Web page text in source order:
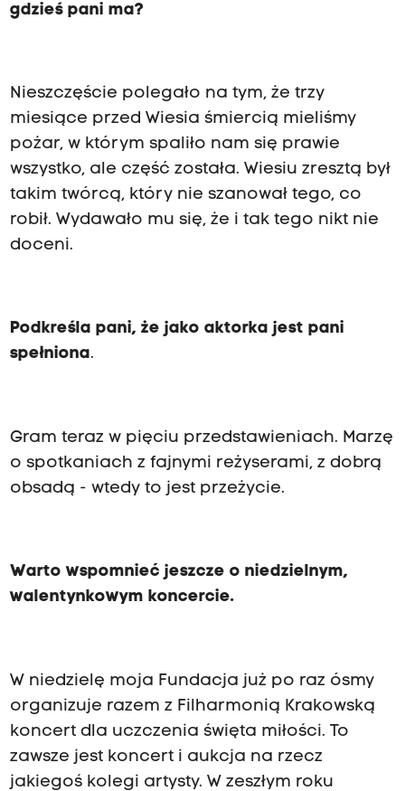
gdzieś pani ma?
Nieszczęście polegało na tym, że trzy
miesiące przed Wiesia śmiercią mieliśmy
pożar, w którym spaliło nam się prawie
wszystko, ale część została. Wiesiu zresztą był
takim twórcą, który nie szanował tego, co
robił. Wydawało mu się, że i tak tego nikt nie
doceni.
Podkreśla pani, że jako aktorka jest pani
spełniona.
Gram teraz w pięciu przedstawieniach. Marzę
o spotkaniach z fajnymi reżyserami, z dobrą
obsadą - wtedy to jest przeżycie.
Warto wspomnieć jeszcze o niedzielnym,
walentynkowym koncercie.
W niedzielę moja Fundacja już po raz ósmy
organizuje razem z Filharmonią Krakowską
koncert dla uczczenia święta miłości. To
zawsze jest koncert i aukcja na rzecz
jakiegoś kolegi artysty. W zeszłym roku